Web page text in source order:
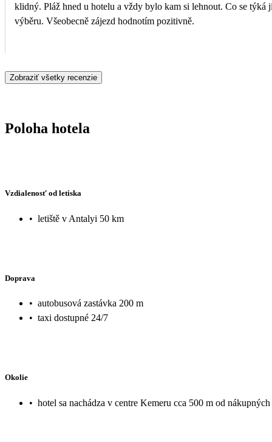
klidný. Pláž hned u hotelu a vždy bylo kam si lehnout. Co se týká
výběru. Všeobecně zájezd hodnotím pozitivně.
Zobraziť všetky recenzie
Poloha hotela
Vzdialenosť od letiska
• letiště v Antalyi 50 km
Doprava
• autobusová zastávka 200 m
• taxi dostupné 24/7
Okolie
• hotel sa nachádza v centre Kemeru cca 500 m od